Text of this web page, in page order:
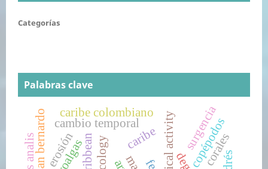
Categorías
Palabras clave
cambio temporal
caribe colombiano
copépodos
surgencia
corales
caribe
erosión